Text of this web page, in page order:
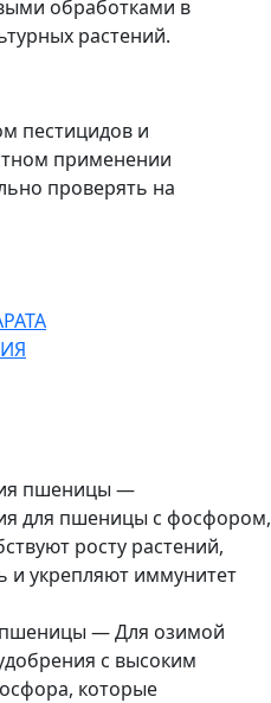
обработками в
растений.
пестицидов и
применении
проверять на
пшеницы —
для пшеницы с фосфором,
росту растений,
укрепляют иммунитет
— Для озимой
с высоким
которые